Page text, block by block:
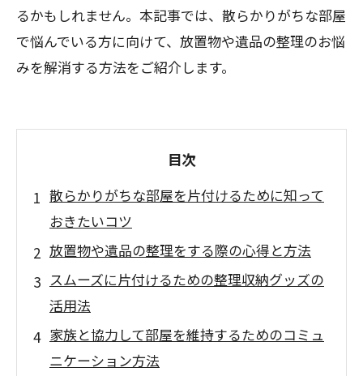
るかもしれません。本記事では、散らかりがちな部屋
で悩んでいる方に向けて、放置物や遺品の整理のお悩
みを解消する方法をご紹介します。
目次
散らかりがちな部屋を片付けるために知って
おきたいコツ
放置物や遺品の整理をする際の心得と方法
スムーズに片付けるための整理収納グッズの
活用法
家族と協力して部屋を維持するためのコミュ
ニケーション方法